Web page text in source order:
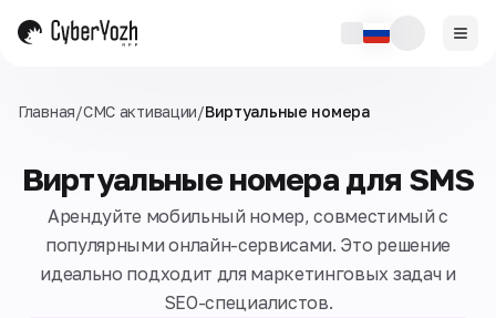
Главная/СМС активации/Виртуальные номера
Виртуальные номера для SMS
Арендуйте мобильный номер, совместимый с
популярными онлайн-сервисами. Это решение
идеально подходит для маркетинговых задач и
SEO-специалистов.